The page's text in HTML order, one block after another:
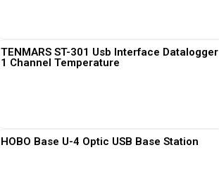
TENMARS ST-301 Usb Interface Datalogger
1 Channel Temperature
HOBO Base U-4 Optic USB Base Station